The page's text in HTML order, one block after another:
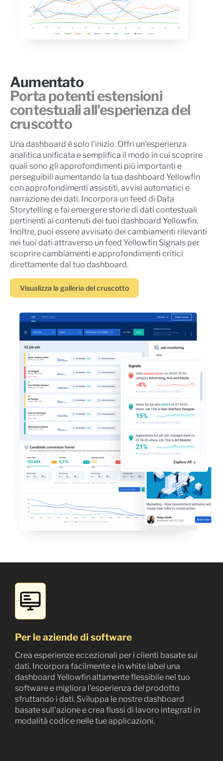
Aumentato
Porta potenti estensioni
contestuali all'esperienza del
cruscotto
Una dashboard è solo l'inizio. Offri un'esperienza
analitica unificata e semplifica il modo in cui scoprire
quali sono gli approfondimenti più importanti e
perseguibili aumentando la tua dashboard Yellowfin
con approfondimenti assistiti, avvisi automatici e
narrazione dei dati. Incorpora un feed di Data
Storytelling e fai emergere storie di dati contestuali
pertinenti ai contenuti dei tuoi dashboard Yellowfin.
Inoltre, puoi essere avvisato dei cambiamenti rilevanti
nei tuoi dati attraverso un feed Yellowfin Signals per
scoprire cambiamenti e approfondimenti critici
direttamente dal tuo dashboard.
Visualizza la galleria del cruscotto
Per le aziende di software
Crea esperienze eccezionali per i clienti basate sui
dati. Incorpora facilmente e in white label una
dashboard Yellowfin altamente flessibile nel tuo
software e migliora l'esperienza del prodotto
sfruttando i dati. Sviluppa le nostre dashboard
basate sull'azione e crea flussi di lavoro integrati in
modalità codice nelle tue applicazioni.